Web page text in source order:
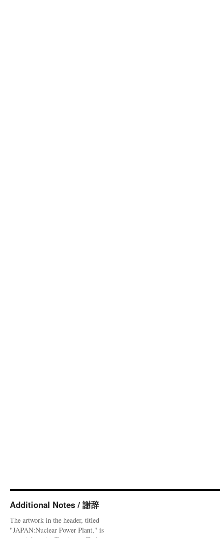
Additional Notes / 謝辞
The artwork in the header, titled
"JAPAN:Nuclear Power Plant," is